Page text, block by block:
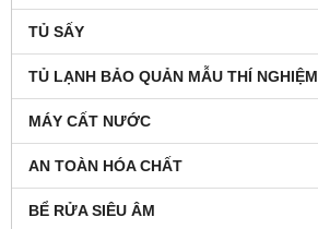
TỦ SẤY
TỦ LẠNH BẢO QUẢN MẪU THÍ NGHIỆM
MÁY CẤT NƯỚC
AN TOÀN HÓA CHẤT
BỂ RỬA SIÊU ÂM